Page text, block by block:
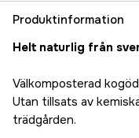
Produktinformation
Helt naturlig från
Välkomposterad
Utan tillsats av
trädgården.